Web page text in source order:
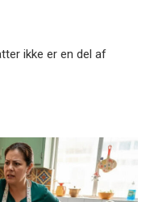
ikke er en del af